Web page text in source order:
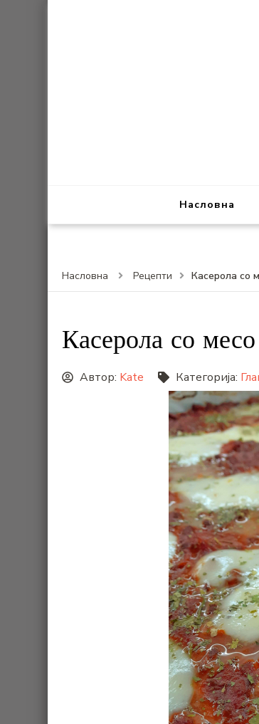
Насловна
Насловна Рецепти Касерола со
Касерола со месо
Автор: Kate Категорија: